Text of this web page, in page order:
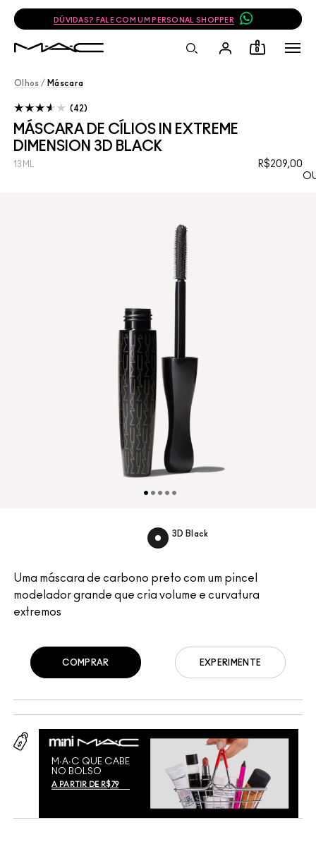
DÚVIDAS? FALE COM UM PERSONAL SHOPPER
0
Olhos / Máscara
MÁSCARA DE CÍLIOS IN EXTREME
DIMENSION 3D BLACK
R$209,00
13ML
42
Uma máscara de carbono preto com um pincel
modelador grande que cria volume e curvatura
extremos
3D Black
M∙A∙C QUE CABE
NO BOLSO
A PARTIR DE R$79
EXPERIMENTE
COMPRAR